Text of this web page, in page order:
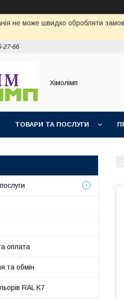
не може швидко обробляти
27-66
Хімолімп
ТОВАРИ ТА ПОСЛУГИ
оплата
та обмін
RAL K7